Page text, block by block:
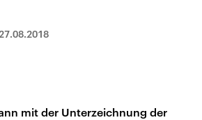
27.08.2018
mit der Unterzeichnung der